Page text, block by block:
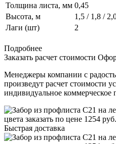
Толщина листа, мм 0,45
Высота, м
1,5 / 1,8 /
Лаги (шт)
2
Подробнее
Заказать расчет стоимости
Менеджеры компании с
произведут расчет стоимости
индивидуальное коммерческое
Быстрая доставка